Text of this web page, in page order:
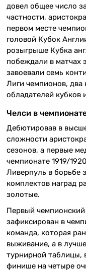
довел общее число
частности,
первом месте
головой Кубок
розыгрыше Кубка
побеждали в матчах
завоевали семь
Лиги чемпионов, два
обладателей кубков
Челси в
Дебютировав в
сложности
сезонов, а первые
чемпионате 1919/
Ливерпуль в борьбе
комплектов наград
золотые.
Первый
зафиксирован в
команда, которая
выживание, а в
турнирной таблицы,
финише на четыре